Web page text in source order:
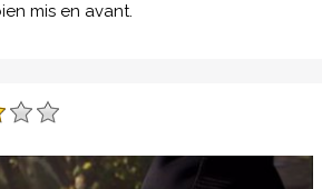
mis en avant.